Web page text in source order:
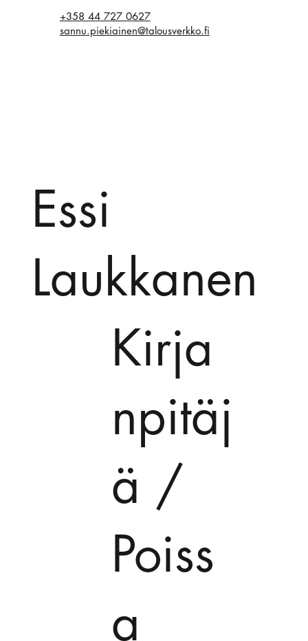
+358 44 727 0627
sannu.piekiainen@talousverkko.fi
Essi
Laukkanen
Kirja
npitäj
ä /
Poiss
a